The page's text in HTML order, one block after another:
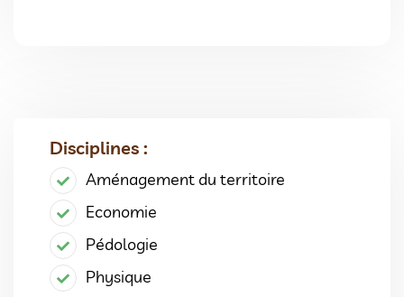
Disciplines :
Aménagement du territoire
Economie
Pédologie
Physique